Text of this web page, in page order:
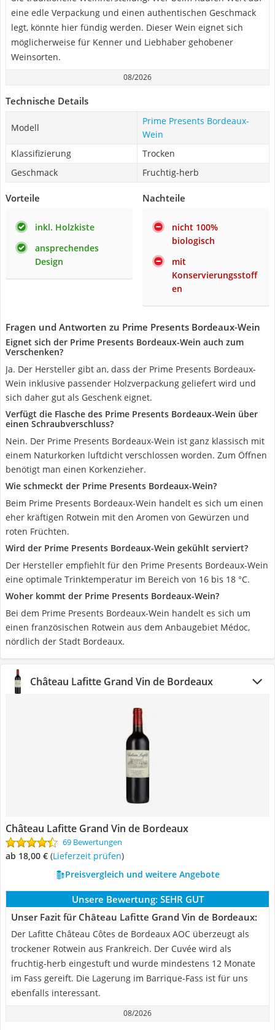
eine edle Verpackung und einen authentischen Geschmack
legt, könnte hier fündig werden. Dieser Wein eignet sich
möglicherweise für Kenner und Liebhaber gehobener
Weinsorten.
08/2026
Technische Details
Modell
Prime Presents Bordeaux-
Wein
Klassifizierung
Trocken
Geschmack
Fruchtig-herb
Vorteile
inkl. Holzkiste
ansprechendes
Design
Nachteile
nicht 100%
biologisch
mit
Konservierungsstoff
en
Fragen und Antworten zu Prime Presents Bordeaux-Wein
Eignet sich der Prime Presents Bordeaux-Wein auch zum
Verschenken?
Ja. Der Hersteller gibt an, dass der Prime Presents Bordeaux-
Wein inklusive passender Holzverpackung geliefert wird und
sich daher gut als Geschenk eignet.
Verfügt die Flasche des Prime Presents Bordeaux-Wein über
einen Schraubverschluss?
Nein. Der Prime Presents Bordeaux-Wein ist ganz klassisch mit
einem Naturkorken luftdicht verschlossen worden. Zum Öffnen
benötigt man einen Korkenzieher.
Wie schmeckt der Prime Presents Bordeaux-Wein?
Beim Prime Presents Bordeaux-Wein handelt es sich um einen
eher kräftigen Rotwein mit den Aromen von Gewürzen und
roten Früchten.
Wird der Prime Presents Bordeaux-Wein gekühlt serviert?
Der Hersteller empfiehlt für den Prime Presents Bordeaux-Wein
eine optimale Trinktemperatur im Bereich von 16 bis 18 °C.
Woher kommt der Prime Presents Bordeaux-Wein?
Bei dem Prime Presents Bordeaux-Wein handelt es sich um
einen französischen Rotwein aus dem Anbaugebiet Médoc,
nördlich der Stadt Bordeaux.
Château Lafitte Grand Vin de Bordeaux
Château Lafitte Grand Vin de Bordeaux
69 Bewertungen
ab 18,00 € (Lieferzeit prüfen)
Preisvergleich und weitere Angebote
Unsere Bewertung: SEHR GUT
Unser Fazit für Château Lafitte Grand Vin de Bordeaux:
Der Lafitte Château Côtes de Bordeaux AOC überzeugt als
trockener Rotwein aus Frankreich. Der Cuvée wird als
fruchtig-herb eingestuft und wurde mindestens 12 Monate
im Fass gereift. Die Lagerung im Barrique-Fass ist für uns
ebenfalls interessant.
08/2026